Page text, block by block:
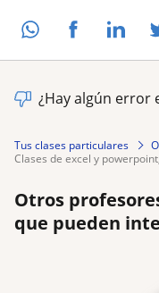
¿Hay algún error
Tus clases particulares
clases de excel y
Otros
que pueden